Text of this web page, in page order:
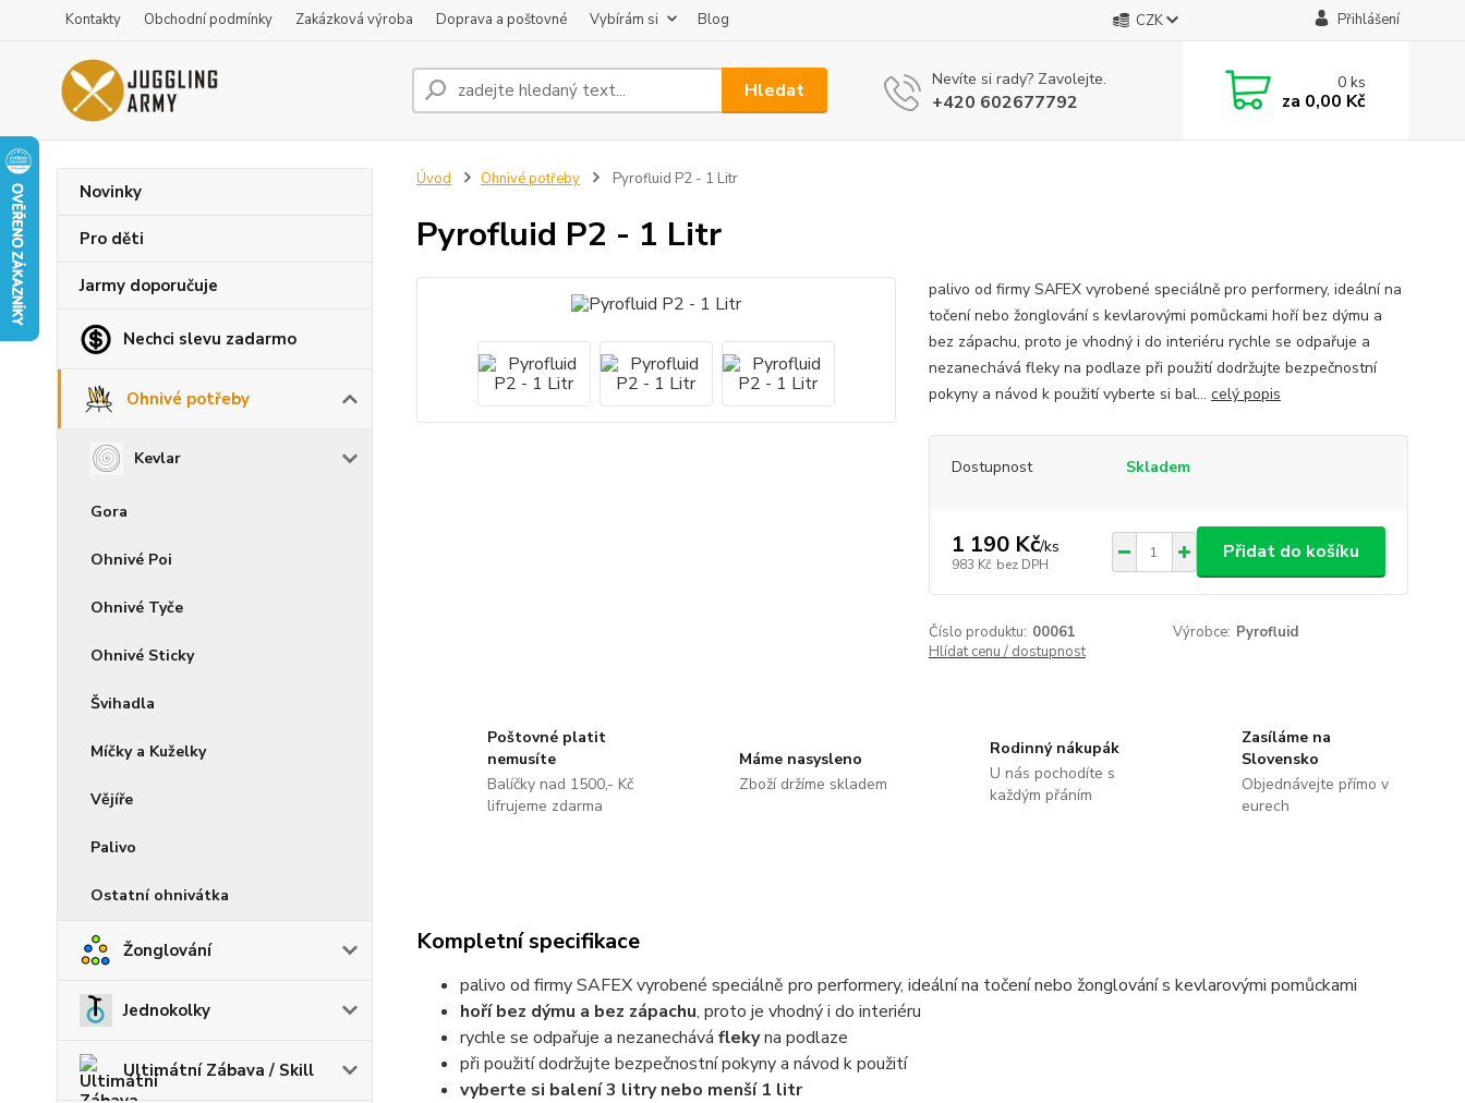
Kontakty Obchodní podmínky Zakázková výroba Doprava a poštovné Vybírám si Blog CZK Přihlášení
Hledat Nevíte si rady? Zavolejte.
+420 602677792
0ks
za 0,00 Kč
Novinky
Pro děti
Jarmy doporučuje
Nechci slevu zadarmo
Ohnivé potřeby
Kevlar
Gora
Ohnivé Poi
Ohnivé Tyče
Ohnivé Sticky
Švihadla
Míčky a Kuželky
Vějíře
Palivo
Ostatní ohnivátka
Žonglování
Jednokolky
Ultimátní Zábava / Skill
Úvod Ohnivé potřeby Pyrofluid P2 - 1 Litr
Pyrofluid P2 - 1 Litr
palivo od firmy SAFEX vyrobené speciálně pro performery, ideální na
točení nebo žonglování s kevlarovými pomůckami hoří bez dýmu a
bez zápachu, proto je vhodný i do interiéru rychle se odpařuje a
nezanechává fleky na podlaze při použití dodržujte bezpečnostní
pokyny a návod k použití vyberte si bal... celý popis
Dostupnost Skladem
1 190 Kč/ks
983 Kč bez DPH
Přidat do košíku
Číslo produktu: 00061 Výrobce: Pyrofluid
Hlídat cenu / dostupnost
Poštovné platit
nemusíte
Balíčky nad 1500,- Kč
lifrujeme zdarma
Máme nasysleno
Zboží držíme skladem
Rodinný nákupák
U nás pochodíte s
každým přáním
Zasíláme na
Slovensko
Objednávejte přímo v
eurech
Kompletní specifikace
palivo od firmy SAFEX vyrobené speciálně pro performery, ideální na točení nebo žonglování s kevlarovými pomůckami
hoří bez dýmu a bez zápachu, proto je vhodný i do interiéru
rychle se odpařuje a nezanechává flekyna podlaze
při použití dodržujte bezpečnostní pokyny a návod k použití
vyberte si balení 3 litry nebo menší 1 litr